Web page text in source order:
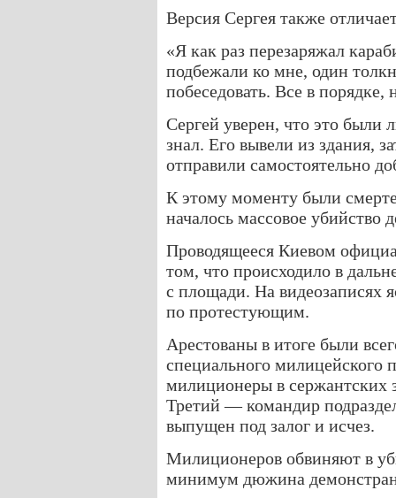
Версия Сергея также
«Я как раз перезаряжал
подбежали ко мне, один
побеседовать. Все в порядке,
Сергей уверен, что это
знал. Его вывели из здания,
отправили самостоятельно
К этому моменту были
началось массовое убийство
Проводящееся Киевом
том, что происходило в
с площади. На видеозаписях
по протестующим.
Арестованы в итоге были
специального милицейского
милиционеры в сержантских
Третий — командир
выпущен под залог и исчез.
Милиционеров обвиняют в
минимум дюжина